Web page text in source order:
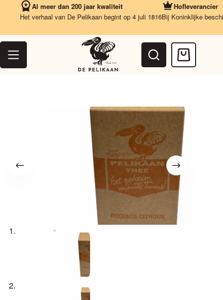
inhoud
Al meer dan 200 jaar kwaliteit
Het verhaal van De Pelikaan begint op 4 juli 1816
Hofleverancier
Bij Koninklijke